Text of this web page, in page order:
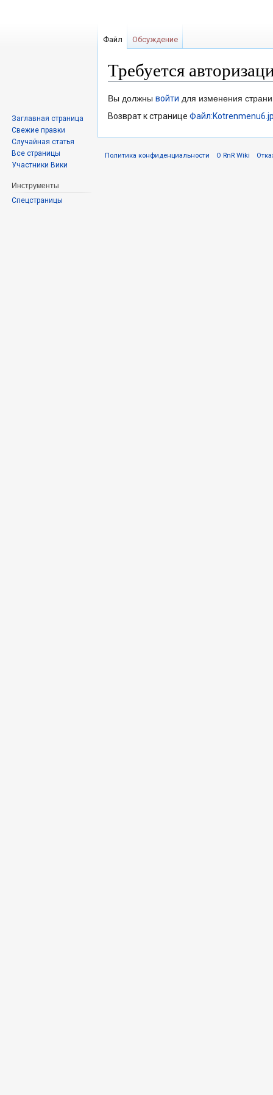
Требуется
Перейти
к
Перейти
к
Вы должны войти для изменения
Возврат к странице
Файл Обсуждение
Заглавная страница
Свежие правки
Случайная статья
Все страницы
Участники Вики
Инструменты
Спецстраницы
Политика конфиденциальности О RnR Wiki